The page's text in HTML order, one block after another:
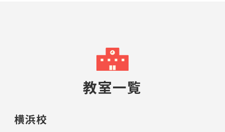
教室一覧
横浜校